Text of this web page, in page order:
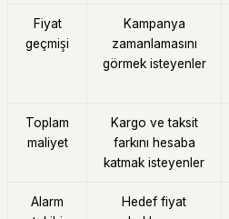
Fiyat
geçmişi
Kampanya
zamanlamasını
görmek isteyenler
Toplam
maliyet
Kargo ve taksit
farkını hesaba
katmak isteyenler
Alarm
Hedef fiyat